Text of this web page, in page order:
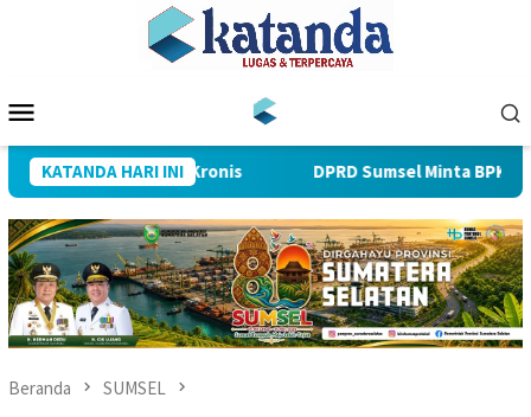
Mobile
KATANDA HARI INI
Keleleran Kronis DPRD Sumsel Minta BPKAD
Beranda SUMSEL